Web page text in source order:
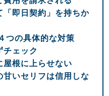
即日契約」を持ちか
つの具体的な対策
ェック
根に上らせない
いセリフは信用しな